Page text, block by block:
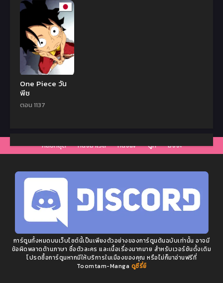
One Piece วัน
พีช
ตอน 1137
คลิปหลุด หนังมาเวล หนังav ดูหี มังงะ
การ์ตูนทั้งหมดบนเว็บไซต์นี้เป็นเพียงตัวอย่างของการ์ตูนต้นฉบับเท่านั้น อาจมี
ข้อผิดพลาดด้านภาษา ชื่อตัวละคร และเนื้อเรื่องมากมาย สำหรับเวอร์ชันดั้งเดิม
โปรดซื้อการ์ตูนหากมีให้บริการในเมืองของคุณ หรือไม่ก็มาอ่านฟรีที่
Toomtam-Manga ดูซีรี่ย์